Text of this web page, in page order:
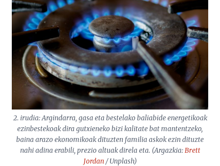
2. irudia: Argindarra, gasa eta bestelako baliabide energetikoak
ezinbestekoak dira gutxieneko bizi kalitate bat mantentzeko,
baina arazo ekonomikoak dituzten familia askok ezin dituzte
nahi adina erabili, prezio altuak direla eta. (Argazkia:Brett
Jordan/ Unplash)